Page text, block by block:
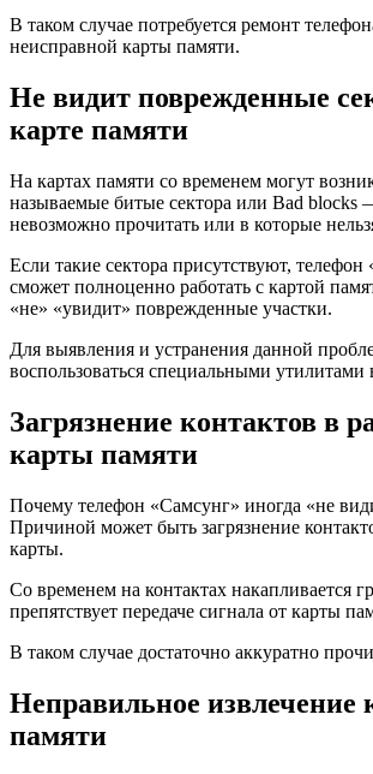
В таком случае потребуется ремонт
неисправной карты памяти.
Не видит поврежденные
карте памяти
На картах памяти со временем могут
называемые битые сектора или Bad blocks
невозможно прочитать или в которые
Если такие сектора присутствуют, телефон
сможет полноценно работать с картой
«не» «увидит» поврежденные участки.
Для выявления и устранения данной
воспользоваться специальными утилитами
Загрязнение контактов в
карты памяти
Почему телефон «Самсунг» иногда «не
Причиной может быть загрязнение
карты.
Со временем на контактах накапливается
препятствует передаче сигнала от карты
В таком случае достаточно аккуратно
Неправильное извлечение
памяти